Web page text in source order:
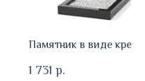
Памятник в виде
1 731 р.